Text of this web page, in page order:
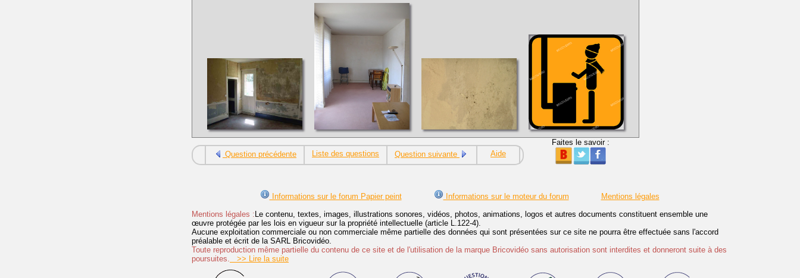
Question précédente Liste des questions Question suivante Aide
Faites le savoir :
Informations sur le forum Papier peint Informations sur le moteur du forum
Mentions légales
Mentions légales : Le contenu, textes, images, illustrations sonores, vidéos, photos, animations, logos et autres documents constituent ensemble une
œuvre protégée par les lois en vigueur sur la propriété intellectuelle (article L.122-4).
Aucune exploitation commerciale ou non commerciale même partielle des données qui sont présentées sur ce site ne pourra être effectuée sans l'accord
préalable et écrit de la SARL Bricovidéo.
Toute reproduction même partielle du contenu de ce site et de l'utilisation de la marque Bricovidéo sans autorisation sont interdites et donneront suite à des
poursuites. >> Lire la suite